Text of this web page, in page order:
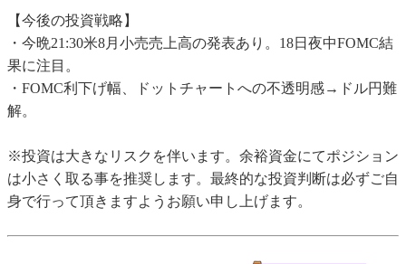
【今後の投資戦略】
・今晩21:30米8月小売売上高の発表あり。18日夜中FOMC結
果に注目。
・FOMC利下げ幅、ドットチャートへの不透明感→ドル円難
解。
※投資は大きなリスクを伴います。余裕資金にてポジション
は小さく取る事を推奨します。最終的な投資判断は必ずご自
身で行って頂きますようお願い申し上げます。